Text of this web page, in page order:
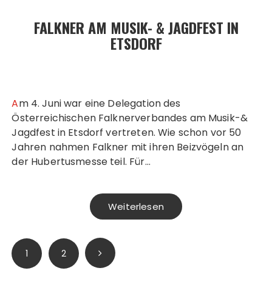
FALKNER AM MUSIK- & JAGDFEST IN
ETSDORF
Am 4. Juni war eine Delegation des
Österreichischen Falknerverbandes am Musik-&
Jagdfest in Etsdorf vertreten. Wie schon vor 50
Jahren nahmen Falkner mit ihren Beizvögeln an
der Hubertusmesse teil. Für…
Weiterlesen
Seitennummerierung
der
1 2